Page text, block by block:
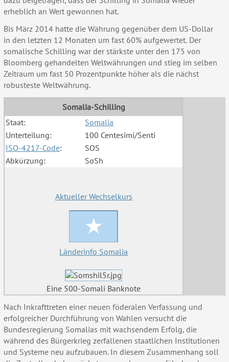
erheblich an Wert gewonnen hat.
Bis März 2014 hatte die Währung gegenüber dem US-Dollar
in den letzten 12 Monaten um fast 60% aufgewertet. Der
somalische Schilling war der stärkste unter den 175 von
Bloomberg gehandelten Weltwährungen und stieg im selben
Zeitraum um fast 50 Prozentpunkte höher als die nächst
robusteste Weltwährung.
Somalia-Schilling
Staat:
Somalia
Unterteilung:
100 Centesimi/Senti
ISO-4217-Code:
SOS
Abkürzung:
SoSh
Aktueller Wechselkurs
Länderinfo Somalia
Eine 500-Somali Banknote
Nach Inkrafttreten einer neuen föderalen Verfassung und
erfolgreicher Durchführung von Wahlen versucht die
Bundesregierung Somalias mit wachsendem Erfolg, die
während des Bürgerkrieg zerfallenen staatlichen Institutionen
und Systeme neu aufzubauen. In diesem Zusammenhang soll